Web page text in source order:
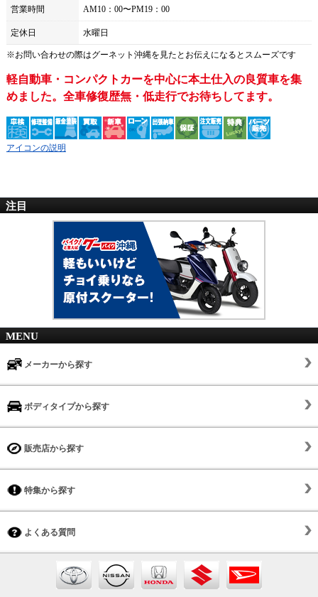
営業時間 AM10：00〜PM19：00
定休日 水曜日
※お問い合わせの際はグーネット沖縄を見たとお伝えになるとスムーズです
軽自動車・コンパクトカーを中心に本土仕入の良質車を集
めました。全車修復歴無・低走行でお待ちしてます。
アイコンの説明
注目
MENU
メーカーから探す
ボディタイプから探す
販売店から探す
特集から探す
よくある質問